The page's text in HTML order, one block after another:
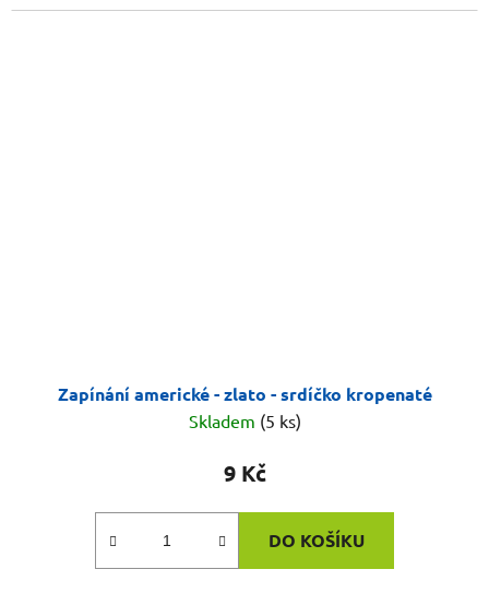
Zapínání americké - zlato - srdíčko kropenaté
Skladem (5 ks)
9 Kč
DO KOŠÍKU